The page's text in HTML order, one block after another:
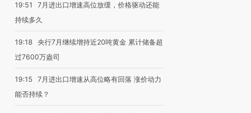
19:51
7月进出口增速高位放缓，价格驱动还能
持续多久
19:18
央行7月继续增持近20吨黄金 累计储备超
过7600万盎司
19:15
7月进出口增速从高位略有回落 涨价动力
能否持续？